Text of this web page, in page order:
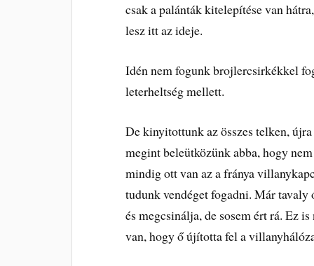
csak a palánták kitelepítése van
lesz itt az ideje.
Idén nem fogunk brojlercsirkékkel
leterheltség mellett.
De kinyitottunk az összes telken,
megint beleütközünk abba, hogy
mindig ott van az a fránya
tudunk vendéget fogadni. Már tavaly
és megcsinálja, de sosem ért rá. Ez
van, hogy ő újította fel a